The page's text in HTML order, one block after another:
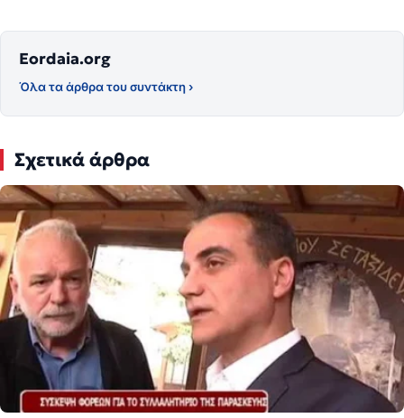
Eordaia.org
Όλα τα άρθρα του συντάκτη ›
Σχετικά άρθρα